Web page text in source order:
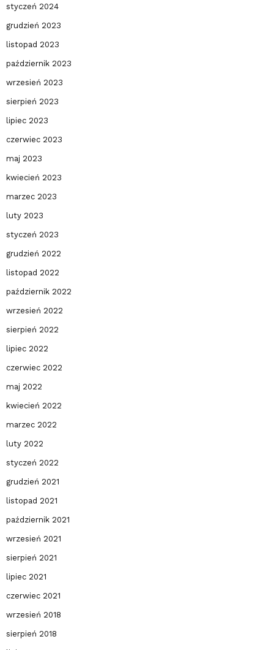
styczeń 2024
grudzień 2023
listopad 2023
październik 2023
wrzesień 2023
sierpień 2023
lipiec 2023
czerwiec 2023
maj 2023
kwiecień 2023
marzec 2023
luty 2023
styczeń 2023
grudzień 2022
listopad 2022
październik 2022
wrzesień 2022
sierpień 2022
lipiec 2022
czerwiec 2022
maj 2022
kwiecień 2022
marzec 2022
luty 2022
styczeń 2022
grudzień 2021
listopad 2021
październik 2021
wrzesień 2021
sierpień 2021
lipiec 2021
czerwiec 2021
wrzesień 2018
sierpień 2018